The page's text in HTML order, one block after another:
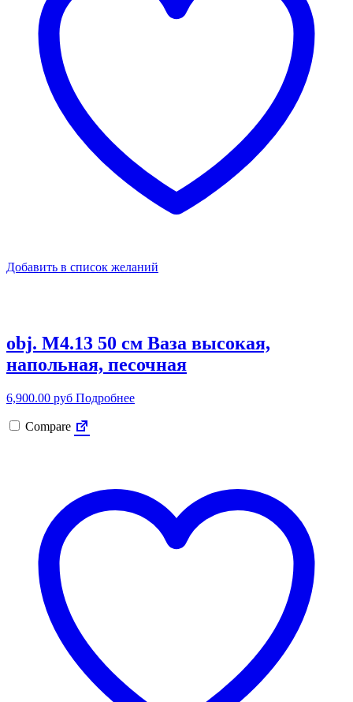
Добавить в список желаний
obj. M4.13 50 см Ваза высокая,
напольная, песочная
6,900.00 руб Подробнее
Compare